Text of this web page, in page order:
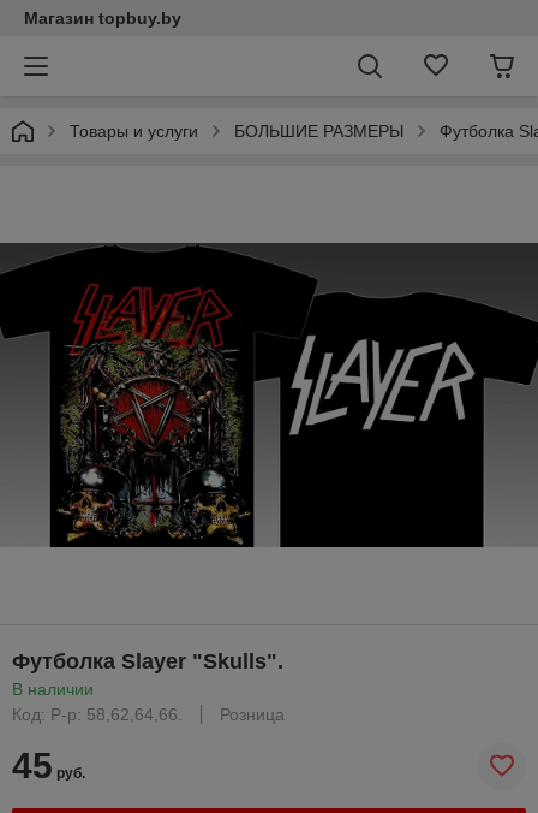
Магазин topbuy.by
Товары и услуги БОЛЬШИЕ РАЗМЕРЫ Футболка
Футболка Slayer "Skulls".
В наличии
Код: Р-р: 58,62,64,66.
Розница
45 руб.